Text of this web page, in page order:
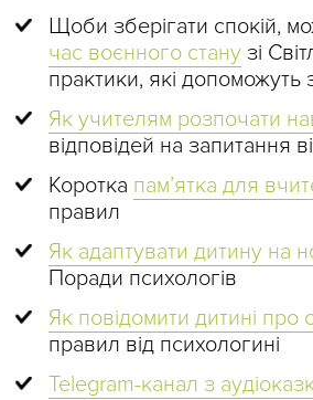
Щоби зберігати спокій,
час воєнного стану зі
практики, які допоможуть
Як учителям розпочати
відповідей на запитання
Коротка пам’ятка для
правил
Як адаптувати дитину на
Поради психологів
Як повідомити дитині
правил від психологині
Telegram-канал з